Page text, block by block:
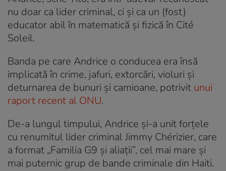
nu doar ca lider criminal, ci și ca un (fost)
educator abil în matematică și fizică în Cité
Soleil.
Banda pe care Andrice o conducea era însă
implicată în crime, jafuri, extorcări, violuri și
deturnarea de bunuri și camioane, potrivit unui
raport recent al ONU.
De-a lungul timpului, Andrice și-a unit forțele
cu renumitul lider criminal Jimmy Chérizier, care
a format „Familia G9 și aliații”, cel mai mare și
mai puternic grup de bande criminale din Haiti.